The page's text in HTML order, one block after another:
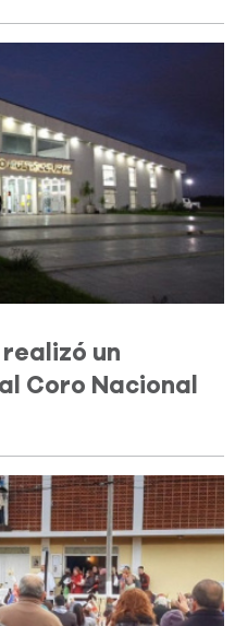
un
Coro Nacional